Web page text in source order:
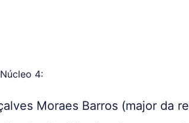
4:
Moraes Barros (major da